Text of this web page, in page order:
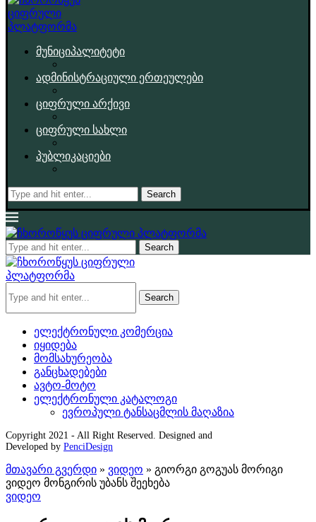
მუნიციპალიტეტი
ადმინისტრაციული ერთეულები
ციფრული არქივი
ციფრული სახლი
პუბლიკაციები
Search
Search
Search
ელექტრონული კომერცია
იყიდება
მომსახურეობა
განცხადებები
ავტო-მოტო
ელექტრონული კატალოგი
ევროპული ტანსაცმლის მაღაზია
Copyright 2021 - All Right Reserved. Designed and
Developed by PenciDesign
მთავარი გვერდი » ვიდეო » გიორგი გოგუას მორიგი
ვიდეო მონგირის უბანს შეეხება
ვიდეო